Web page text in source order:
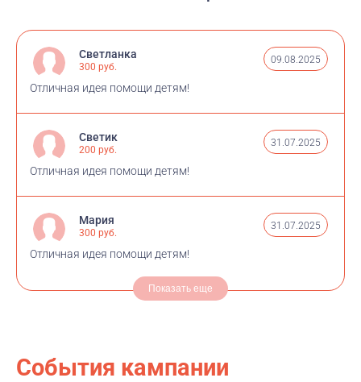
Светланка
300 руб.
09.08.2025
Отличная идея помощи детям!
Светик
200 руб.
31.07.2025
Отличная идея помощи детям!
Мария
300 руб.
31.07.2025
Отличная идея помощи детям!
Показать еще
События кампании